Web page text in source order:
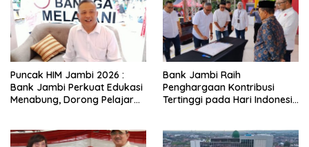
k p k
Puncak HIM Jambi 2026 :
Bank Jambi Perkuat Edukasi
Menabung, Dorong Pelajar
Bank Jambi Raih
Penghargaan Kontribusi
Tertinggi pada Hari Indonesia